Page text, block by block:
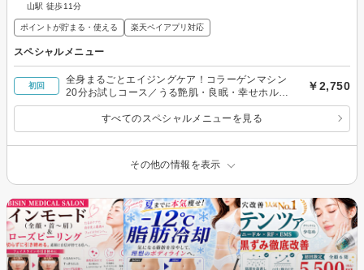
山駅 徒歩11分
ポイントが貯まる・使える 楽天ペイアプリ対応
スペシャルメニュー
初回
全身まるごとエイジングケア！コラーゲンマシン
20分お試しコース／うる艶肌・良眠・幸せホルモ
ン
￥2,750
すべてのスペシャルメニューを見る
その他の情報を表示